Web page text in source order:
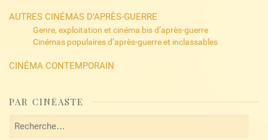
AUTRES CINÉMAS D’APRÈS-GUERRE
Genre, exploitation et cinéma bis d’après-guerre
Cinémas populaires d’après-guerre et inclassables
CINÉMA CONTEMPORAIN
PAR CINÉASTE